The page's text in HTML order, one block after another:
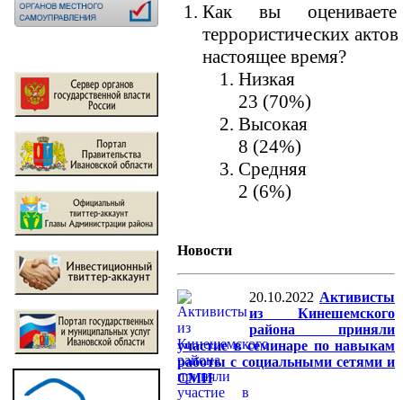
Как вы оцениваете
террористических
настоящее время?
Низкая
23 (70%)
Высокая
8 (24%)
Средняя
2 (6%)
Новости
20.10.2022 Активисты
из Кинешемского
района приняли
участие в семинаре по навыкам
работы с социальными сетями и
СМИ